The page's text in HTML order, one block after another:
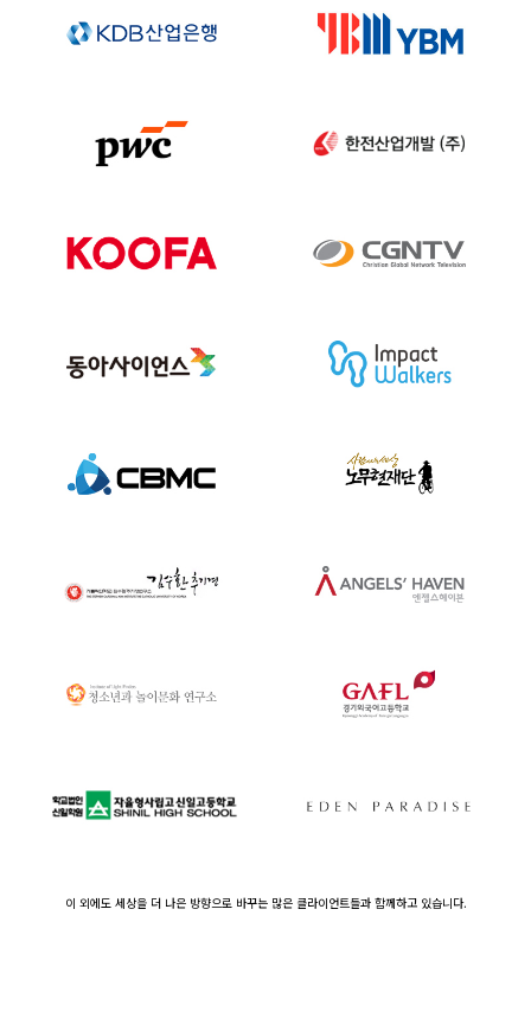
이 외에도 세상을 더 나은 방향으로 바꾸는 많은 클라이언트들과 함께하고 있습니다.